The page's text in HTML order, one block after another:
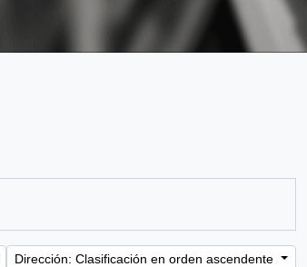
Dirección: Clasificación en orden ascendente